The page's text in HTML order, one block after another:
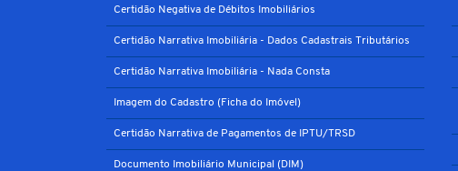
Certidão Negativa de Débitos Imobiliários
Certidão Narrativa Imobiliária - Dados Cadastrais Tributários
Certidão Narrativa Imobiliária - Nada Consta
Imagem do Cadastro (Ficha do Imóvel)
Certidão Narrativa de Pagamentos de IPTU/TRSD
Documento Imobiliário Municipal (DIM)